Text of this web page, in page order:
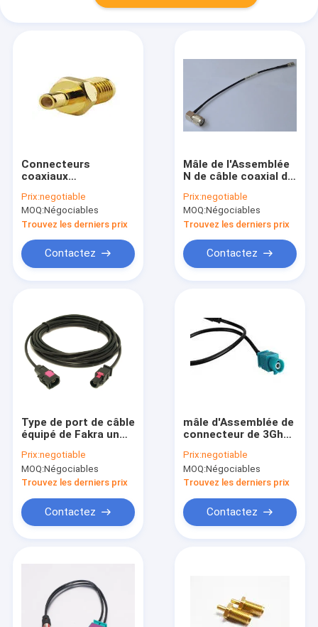
A propos de nous
Connecteurs
coaxiaux
SMB rf, mâle de SMB
au connecteur
femelle d'antenne de
SMA SMB
Prix:negotiable
MOQ:Négociables
Trouvez les derniers prix
Contactez
Mâle de l'Assemblée
N de câble coaxial de
du connecteur
femelle LMR100 de
SMB 50 ohms
Prix:negotiable
MOQ:Négociables
Trouvez les derniers prix
Contactez
Type de port de câble
équipé de Fakra un
de SMB à la femelle
Prix:negotiable
MOQ:Négociables
Trouvez les derniers prix
Contactez
mâle d'Assemblée de
connecteur de 3Ghz
de radio de FM avec
le câble du tresse RG
174
Prix:negotiable
MOQ:Négociables
Trouvez les derniers prix
Contactez